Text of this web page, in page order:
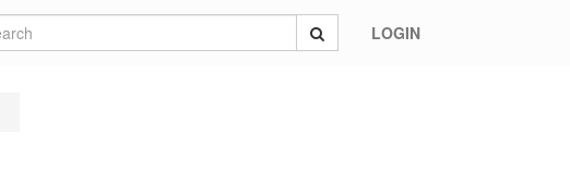
LOGIN